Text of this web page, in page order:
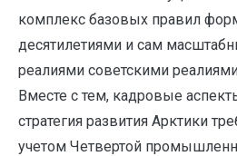
комплекс базовых правил
десятилетиями и сам
реалиями советскими
Вместе с тем, кадровые
стратегия развития Арктики
учетом Четвертой